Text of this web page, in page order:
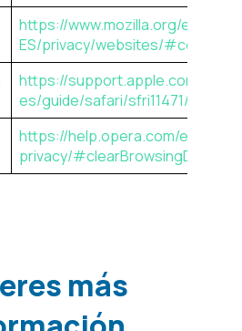
https://www.mozilla.org/es-
ES/privacy/websites/#cookies
https://support.apple.com/es-
es/guide/safari/sfri11471/mac
https://help.opera.com/en/
privacy/#clearBrowsingData
más